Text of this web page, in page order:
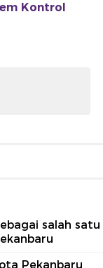
Kontrol
salah satu
Pekanbaru